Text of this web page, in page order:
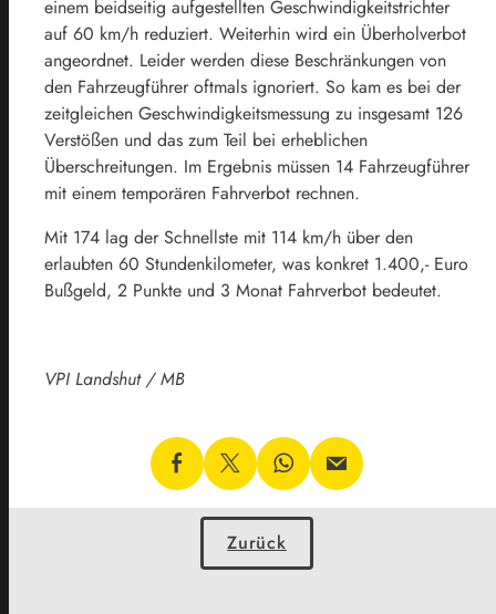
einem beidseitig aufgestellten Geschwindigkeitstrichter
auf 60 km/h reduziert. Weiterhin wird ein Überholverbot
angeordnet. Leider werden diese Beschränkungen von
den Fahrzeugführer oftmals ignoriert. So kam es bei der
zeitgleichen Geschwindigkeitsmessung zu insgesamt 126
Verstößen und das zum Teil bei erheblichen
Überschreitungen. Im Ergebnis müssen 14 Fahrzeugführer
mit einem temporären Fahrverbot rechnen.
Mit 174 lag der Schnellste mit 114 km/h über den
erlaubten 60 Stundenkilometer, was konkret 1.400,- Euro
Bußgeld, 2 Punkte und 3 Monat Fahrverbot bedeutet.
VPI Landshut / MB
Zurück